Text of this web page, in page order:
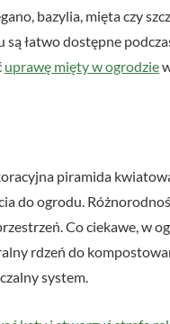
bazylia, mięta czy
łatwo dostępne
uprawę mięty w ogrodzie
piramida
do ogrodu.
Co ciekawe, w
rdzeń do
system.